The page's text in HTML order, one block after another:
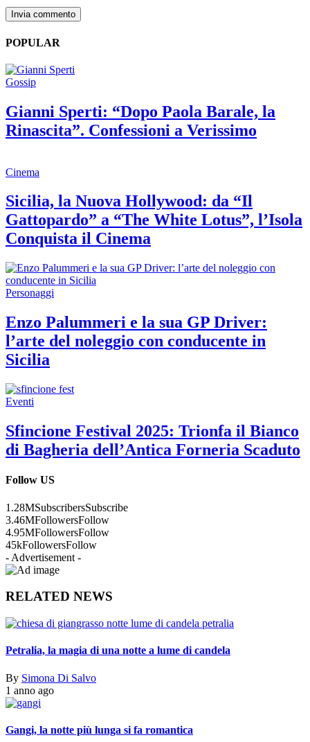
POPULAR
Gossip
Gianni Sperti: “Dopo Paola Barale, la
Rinascita”. Confessioni a Verissimo
Cinema
Sicilia, la Nuova Hollywood: da “Il
Gattopardo” a “The White Lotus”, l’Isola
Conquista il Cinema
Personaggi
Enzo Palummeri e la sua GP Driver:
l’arte del noleggio con conducente in
Sicilia
Eventi
Sfincione Festival 2025: Trionfa il Bianco
di Bagheria dell’Antica Forneria Scaduto
Follow US
1.28MSubscribersSubscribe
3.46MFollowersFollow
4.95MFollowersFollow
45kFollowersFollow
- Advertisement -
RELATED NEWS
Petralia, la magia di una notte a lume di candela
By Simona Di Salvo
1 anno ago
Gangi, la notte più lunga si fa romantica